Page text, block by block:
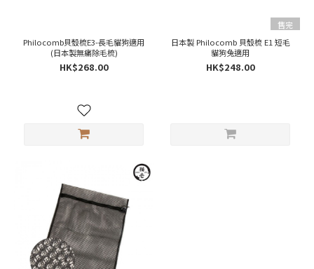
Philocomb貝殼梳E3-長毛貓狗適用
(日本製無痛除毛梳)
HK$268.00
售完
日本製 Philocomb 貝殼梳 E1 短毛
貓狗兔適用
HK$248.00